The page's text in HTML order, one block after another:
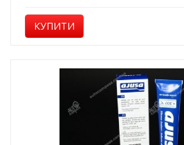
КУПИТИ